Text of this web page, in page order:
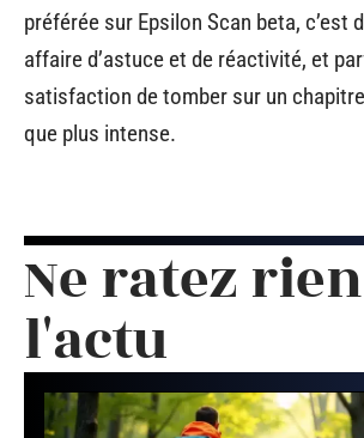
préférée sur Epsilon Scan beta, c’est
affaire d’astuce et de réactivité, et
satisfaction de tomber sur un chapitre
que plus intense.
Ne ratez
l'actu